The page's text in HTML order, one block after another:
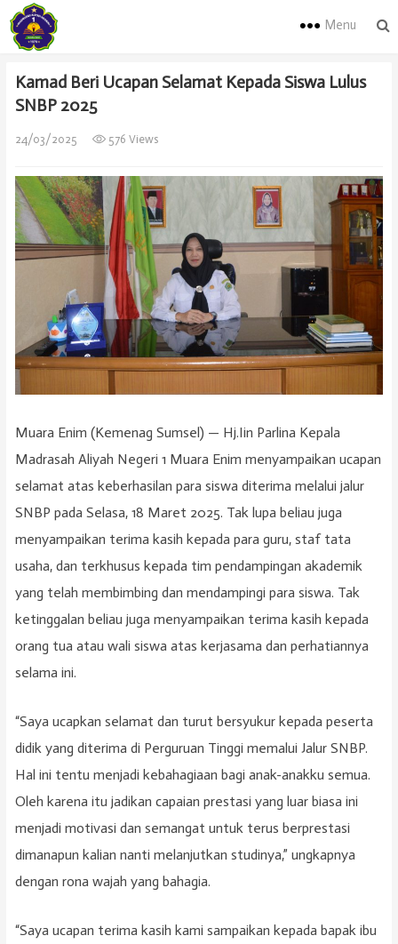
Menu
Kamad Beri Ucapan Selamat Kepada Siswa Lulus
SNBP 2025
24/03/2025 576 Views
Muara Enim (Kemenag Sumsel) — Hj.Iin Parlina Kepala
Madrasah Aliyah Negeri 1 Muara Enim menyampaikan ucapan
selamat atas keberhasilan para siswa diterima melalui jalur
SNBP pada Selasa, 18 Maret 2025. Tak lupa beliau juga
menyampaikan terima kasih kepada para guru, staf tata
usaha, dan terkhusus kepada tim pendampingan akademik
yang telah membimbing dan mendampingi para siswa. Tak
ketinggalan beliau juga menyampaikan terima kasih kepada
orang tua atau wali siswa atas kerjasama dan perhatiannya
selama ini.
“Saya ucapkan selamat dan turut bersyukur kepada peserta
didik yang diterima di Perguruan Tinggi memalui Jalur SNBP.
Hal ini tentu menjadi kebahagiaan bagi anak-anakku semua.
Oleh karena itu jadikan capaian prestasi yang luar biasa ini
menjadi motivasi dan semangat untuk terus berprestasi
dimanapun kalian nanti melanjutkan studinya,” ungkapnya
dengan rona wajah yang bahagia.
“Saya ucapan terima kasih kami sampaikan kepada bapak ibu